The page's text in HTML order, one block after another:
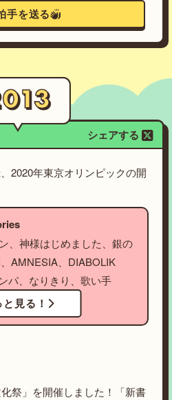
手を送る
シェアする
2020年東京オリンピックの開
、神様はじめました、銀の
AMNESIA、DIABOLIK
パ、なりきり、歌い手
と見る！
祭」を開催しました！「新書